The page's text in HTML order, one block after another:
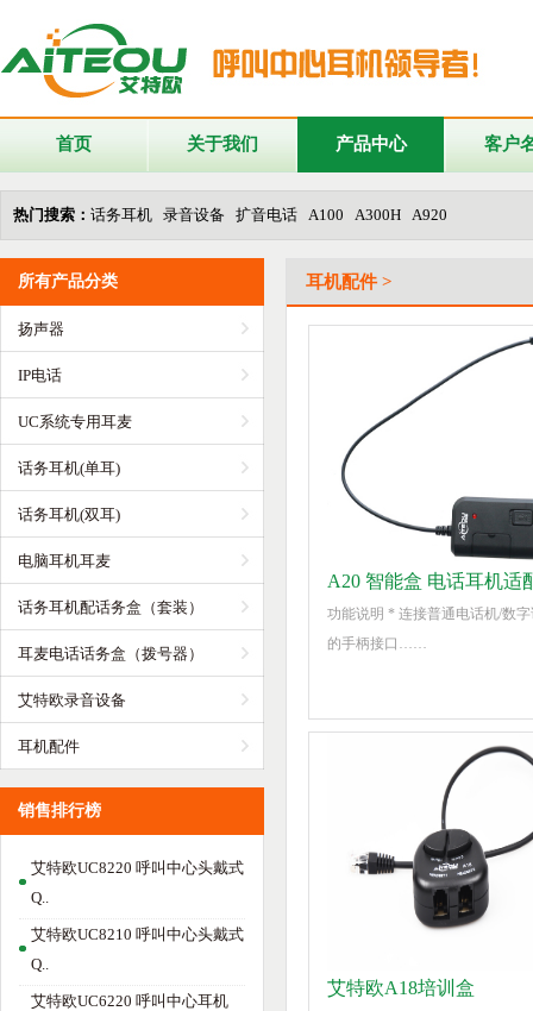
首页 关于我们 产品中心 客户
热门搜索： 话务耳机 录音设备 扩音电话 A100 A300H A920
所有产品分类
扬声器
IP电话
UC系统专用耳麦
话务耳机(单耳)
话务耳机(双耳)
电脑耳机耳麦
话务耳机配话务盒（套装）
耳麦电话话务盒（拨号器）
艾特欧录音设备
耳机配件
销售排行榜
艾特欧UC8220 呼叫中心头戴式
Q..
艾特欧UC8210 呼叫中心头戴式
Q..
艾特欧UC6220 呼叫中心耳机
耳机配件 >
A20 智能盒 电话耳机适
功能说明 * 连接普通电话机/数
的手柄接口……
艾特欧A18培训盒